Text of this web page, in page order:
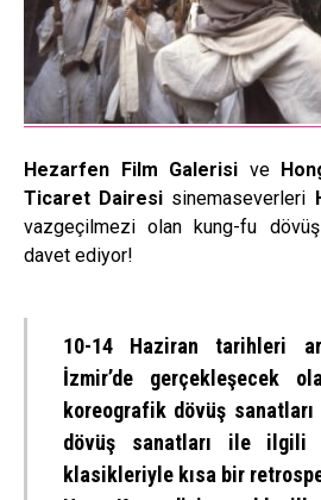
Hezarfen Film Galerisi ve
Ticaret Dairesi sinemaseverleri
vazgeçilmezi olan kung-fu
davet ediyor!
10-14 Haziran tarihleri
İzmir’de gerçekleşecek
koreografik dövüş sanatları
dövüş sanatları ile ilgili
klasikleriyle kısa bir